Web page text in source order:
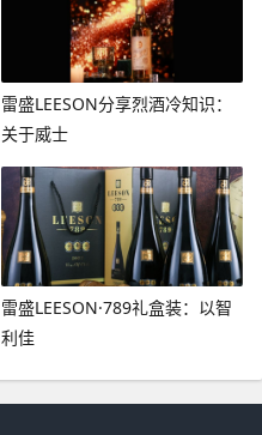
雷盛LEESON分享烈酒冷知识：
关于威士
雷盛LEESON·789礼盒装：以智
利佳